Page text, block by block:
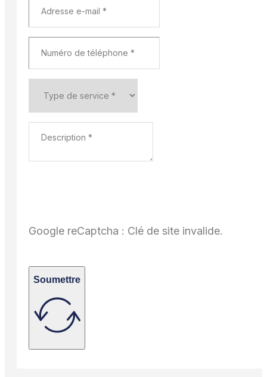
Google reCaptcha : Clé de site invalide.
Soumettre